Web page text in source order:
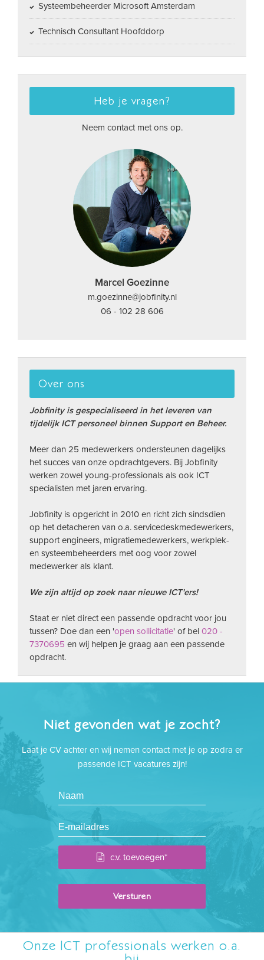
Systeembeheerder Microsoft Amsterdam
Technisch Consultant Hoofddorp
Heb je vragen?
Neem contact met ons op.
Marcel Goezinne
m.goezinne@jobfinity.nl
06 - 102 28 606
Over ons
Jobfinity is gespecialiseerd in het leveren van
tijdelijk ICT personeel binnen Support en Beheer.
Meer dan 25 medewerkers ondersteunen dagelijks
het succes van onze opdrachtgevers. Bij Jobfinity
werken zowel young-professionals als ook ICT
specialisten met jaren ervaring.
Jobfinity is opgericht in 2010 en richt zich sindsdien
op het detacheren van o.a. servicedeskmedewerkers,
support engineers, migratiemedewerkers, werkplek-
en systeembeheerders met oog voor zowel
medewerker als klant.
We zijn altijd op zoek naar nieuwe ICT'ers!
Staat er niet direct een passende opdracht voor jou
tussen? Doe dan een 'open sollicitatie' of bel 020 -
7370695 en wij helpen je graag aan een passende
opdracht.
Niet gevonden wat je zocht?
Laat je CV achter en wij nemen contact met je op zodra er
passende ICT vacatures zijn!
c.v. toevoegen*
Onze ICT professionals werken o.a.